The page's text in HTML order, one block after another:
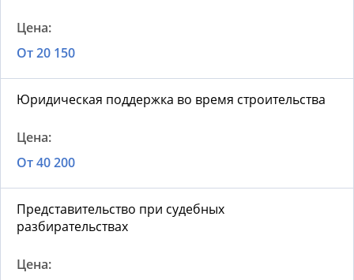
От 20 150
Юридическая поддержка во время строительства
От 40 200
Представительство при судебных
разбирательствах